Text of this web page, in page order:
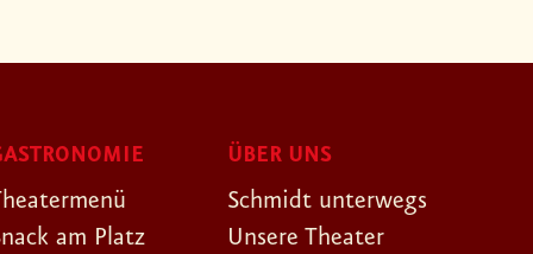
am Platz
ÜBER UNS
Schmidt unterwegs
Unsere Theater